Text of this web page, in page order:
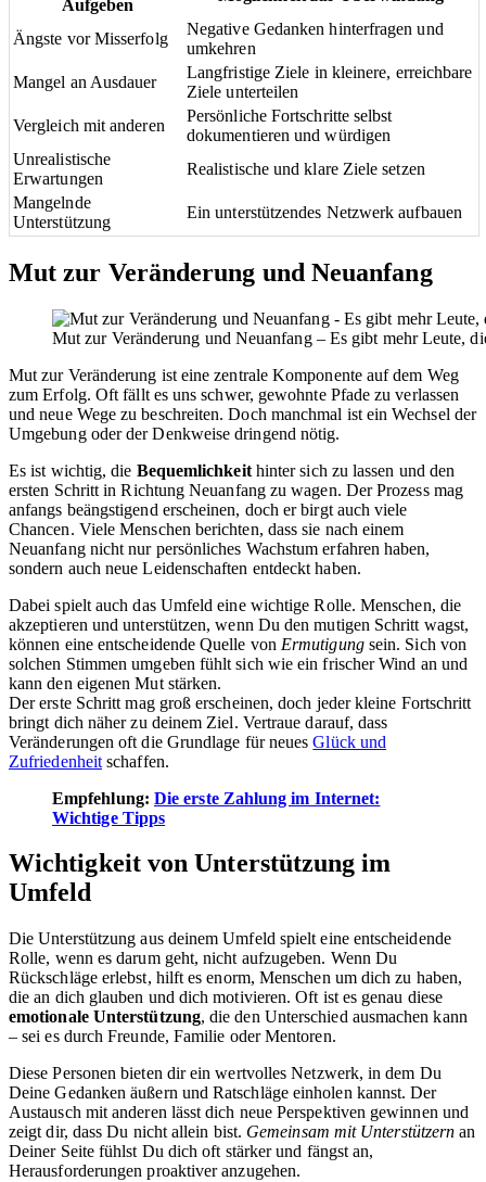
Aufgeben
Ängste vor Misserfolg
Negative Gedanken hinterfragen und
umkehren
Mangel an Ausdauer
Langfristige Ziele in kleinere, erreichbare
Ziele unterteilen
Vergleich mit anderen
Persönliche Fortschritte selbst
dokumentieren und würdigen
Unrealistische
Erwartungen
Realistische und klare Ziele setzen
Mangelnde
Unterstützung
Ein unterstützendes Netzwerk aufbauen
Mut zur Veränderung und Neuanfang
Mut zur Veränderung und Neuanfang – Es gibt mehr Leute,
Mut zur Veränderung ist eine zentrale Komponente auf dem Weg
zum Erfolg. Oft fällt es uns schwer, gewohnte Pfade zu verlassen
und neue Wege zu beschreiten. Doch manchmal ist ein Wechsel der
Umgebung oder der Denkweise dringend nötig.
Es ist wichtig, die Bequemlichkeithinter sich zu lassen und den
ersten Schritt in Richtung Neuanfang zu wagen. Der Prozess mag
anfangs beängstigend erscheinen, doch er birgt auch viele
Chancen. Viele Menschen berichten, dass sie nach einem
Neuanfang nicht nur persönliches Wachstum erfahren haben,
sondern auch neue Leidenschaften entdeckt haben.
Dabei spielt auch das Umfeld eine wichtige Rolle. Menschen, die
akzeptieren und unterstützen, wenn Du den mutigen Schritt wagst,
können eine entscheidende Quelle von Ermutigungsein. Sich von
solchen Stimmen umgeben fühlt sich wie ein frischer Wind an und
kann den eigenen Mut stärken.
Der erste Schritt mag groß erscheinen, doch jeder kleine Fortschritt
bringt dich näher zu deinem Ziel. Vertraue darauf, dass
Veränderungen oft die Grundlage für neuesGlück und
Zufriedenheit schaffen.
Empfehlung: Die erste Zahlung im Internet:
Wichtige Tipps
Wichtigkeit von Unterstützung im
Umfeld
Die Unterstützung aus deinem Umfeld spielt eine entscheidende
Rolle, wenn es darum geht, nicht aufzugeben. Wenn Du
Rückschläge erlebst, hilft es enorm, Menschen um dich zu haben,
die an dich glauben und dich motivieren. Oft ist es genau diese
emotionale Unterstützung, die den Unterschied ausmachen kann
– sei es durch Freunde, Familie oder Mentoren.
Diese Personen bieten dir ein wertvolles Netzwerk, in dem Du
Deine Gedanken äußern und Ratschläge einholen kannst. Der
Austausch mit anderen lässt dich neue Perspektiven gewinnen und
zeigt dir, dass Du nicht allein bist. Gemeinsam mit Unterstützern an
Deiner Seite fühlst Du dich oft stärker und fängst an,
Herausforderungen proaktiver anzugehen.